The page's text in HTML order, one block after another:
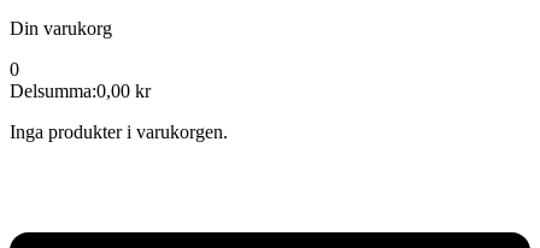
Din varukorg
0
Delsumma:0,00 kr
Inga produkter i varukorgen.